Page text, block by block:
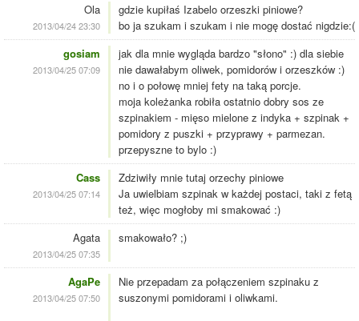
Ola
2013/04/24 23:30
gdzie kupiłaś Izabelo orzeszki piniowe?
bo ja szukam i szukam i nie mogę dostać nigdzie:(
gosiam
2013/04/25 07:09
jak dla mnie wygląda bardzo "słono" :) dla siebie
nie dawałabym oliwek, pomidorów i orzeszków :)
no i o połowę mniej fety na taką porcje.
moja koleżanka robiła ostatnio dobry sos ze
szpinakiem - mięso mielone z indyka + szpinak +
pomidory z puszki + przyprawy + parmezan.
przepyszne to bylo :)
Cass
2013/04/25 07:14
Zdziwiły mnie tutaj orzechy piniowe
Ja uwielbiam szpinak w każdej postaci, taki z fetą
też, więc mogłoby mi smakować :)
Agata
2013/04/25 07:35
smakowało? ;)
AgaPe
2013/04/25 07:50
Nie przepadam za połączeniem szpinaku z
suszonymi pomidorami i oliwkami.